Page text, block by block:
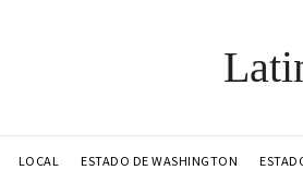
LOCAL ESTADO DE WASHINGTON